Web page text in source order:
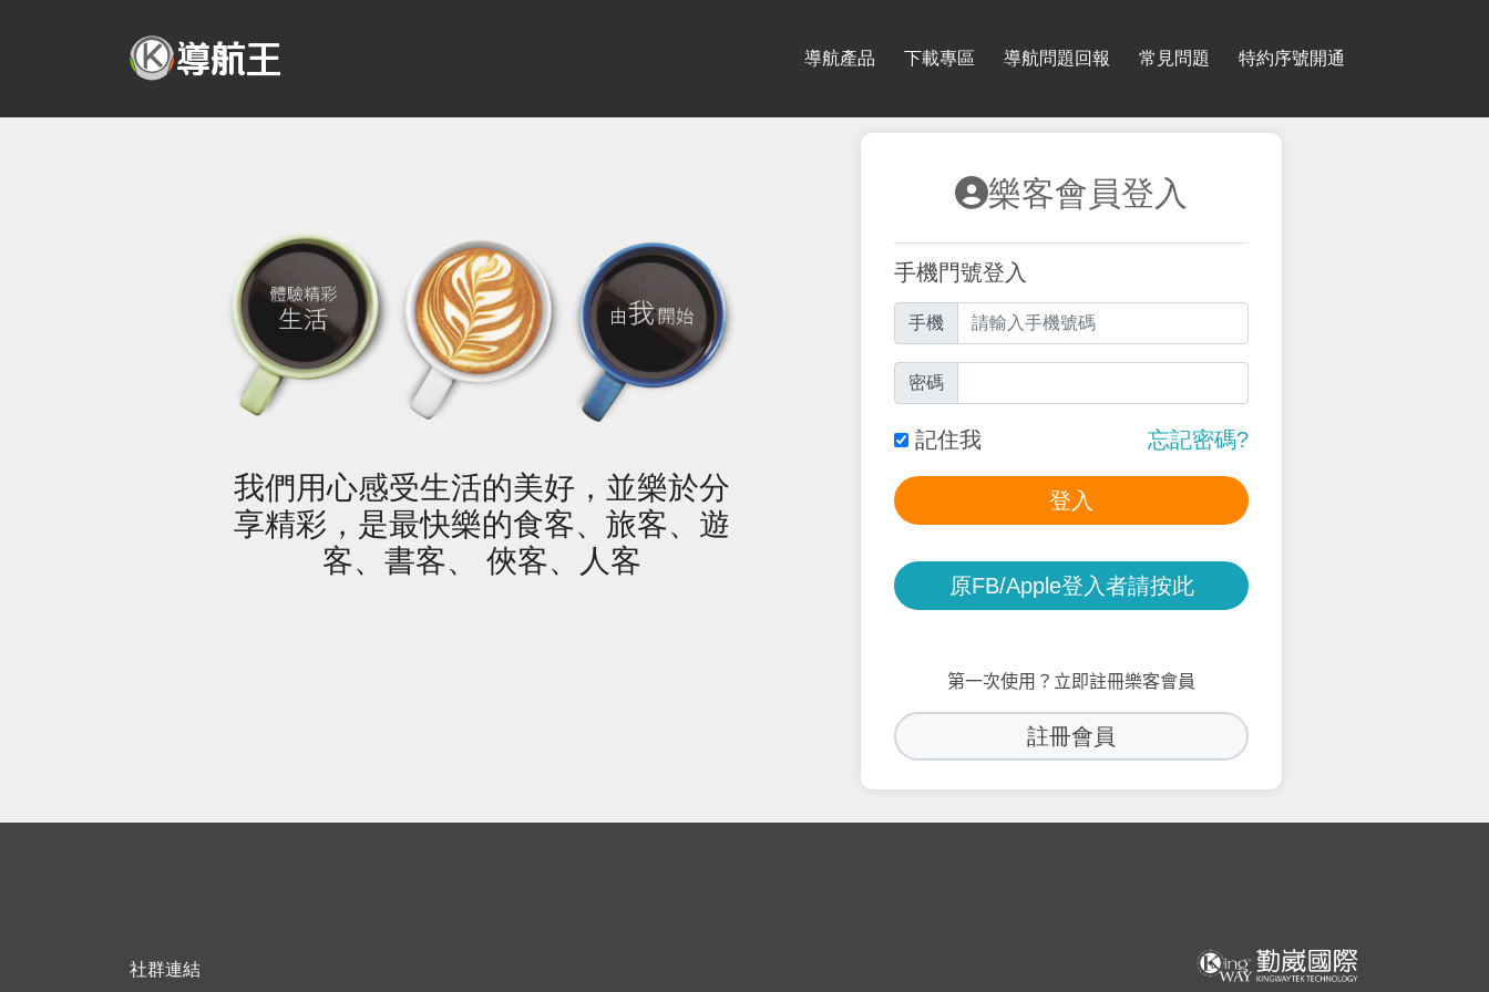
導航產品 下載專區 導航問題回報 常見問題 特約序號開通
我們用心感受生活的美好，並樂於分
享精彩，是最快樂的食客、旅客、遊
客、書客、 俠客、人客
樂客會員登入
手機門號登入
手機
密碼
記住我 忘記密碼?
原FB/Apple登入者請按此
第一次使用？立即註冊樂客會員
註冊會員
社群連結